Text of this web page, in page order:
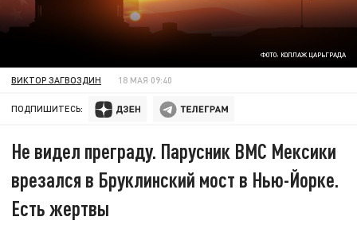
ФОТО: КОЛЛАЖ ЦАРЬГРАДА
ВИКТОР ЗАГВОЗДИН 18 МАЯ 09:40
ПОДПИШИТЕСЬ:
Не видел преграду. Парусник ВМС Мексики
врезался в Бруклинский мост в Нью-Йорке.
Есть жертвы